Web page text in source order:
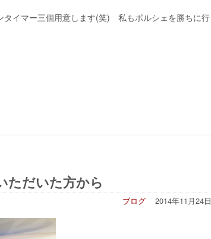
イマー三個用意します(笑) 私もポルシェを勝ちに行
ただいた方から
2014年11月24日
ブログ